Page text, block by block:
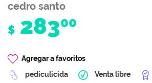
cedro santo
$ 28300
Agregar a favoritos
pediculicida
Venta libre